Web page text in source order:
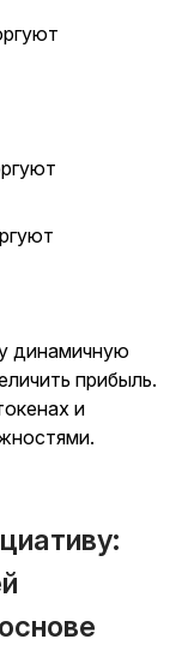
динамичную
прибыль.
и